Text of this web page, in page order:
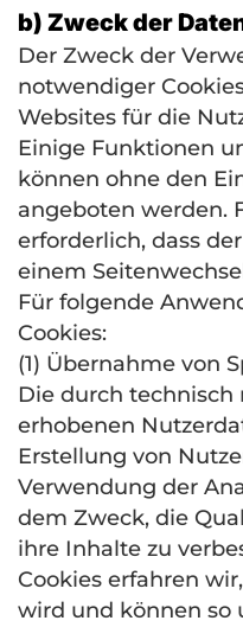
b) Zweck der
Der Zweck der
notwendiger
Websites für die
Einige Funktionen
können ohne den
angeboten werden.
erforderlich, dass
einem
Für folgende
Cookies:
(1) Übernahme von
Die durch technisch
erhobenen
Erstellung von
Verwendung der
dem Zweck, die
ihre Inhalte zu
Cookies erfahren
wird und können so